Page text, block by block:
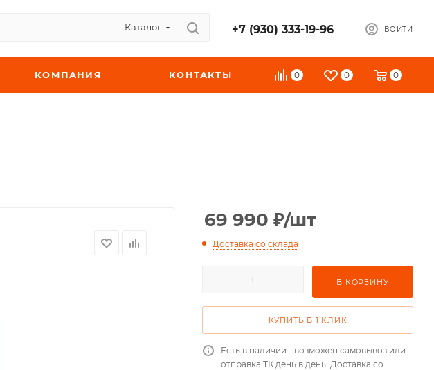
Каталог +7 (930) 333-19-96 ВОЙТИ
0 0 0
КОМПАНИЯ КОНТАКТЫ
69 990 ₽/шт
Доставка со склада
В КОРЗИНУ
КУПИТЬ В 1 КЛИК
Есть в наличии - возможен самовывоз или
отправка ТК день в день. Доставка со